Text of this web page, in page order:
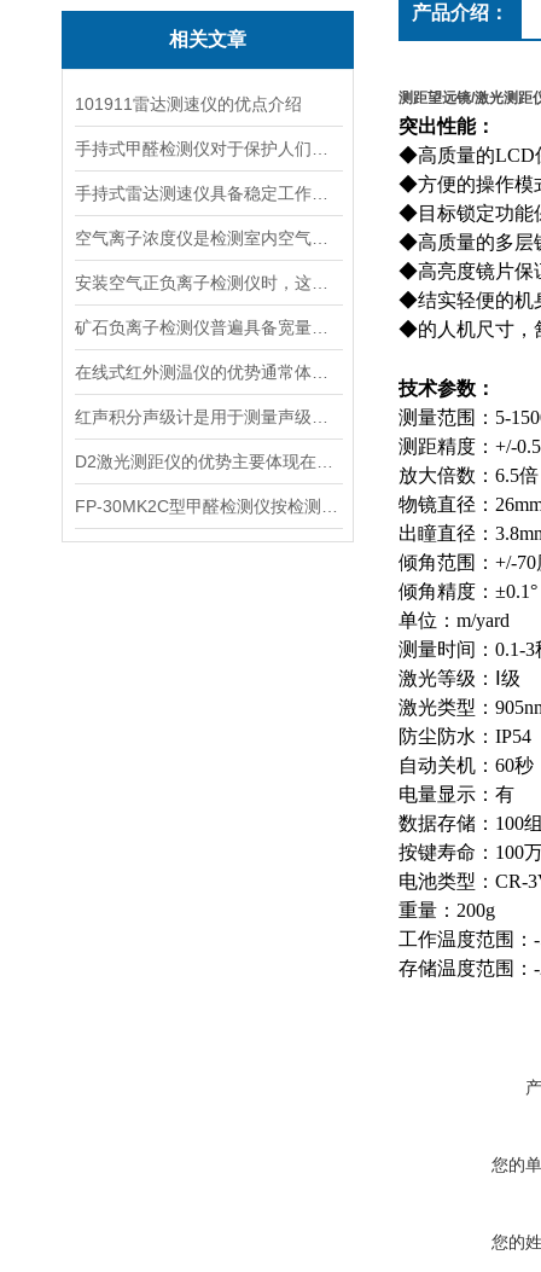
相关文章
101911雷达测速仪的优点介绍
产品介绍：
测距望远镜/激光测距
突出性能：
◆高质量的LCD
◆方便的操作模
◆目标锁定功能
◆高质量的多层
◆高亮度镜片保
◆结实轻便的机
◆的人机尺寸，
技术参数：
测量范围： 5-
测距精度： +/-
放大倍数： 6.5倍
物镜直径：
出瞳直径：
倾角范围： +/-70
倾角精度：±0.1°
单位： m/yard
测量时间： 0.1-3
激光等级：Ⅰ级
激光类型：
防尘防水： IP54
自动关机： 60秒
电量显示：有
数据存储： 100
按键寿命： 100
电池类型： CR-
重量： 200g
工作温度范围：
存储温度范围：
您的
您的